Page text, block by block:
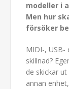
modeller i
Men hur
försöker
MIDI-, USB-
skillnad?
de skickar
annan